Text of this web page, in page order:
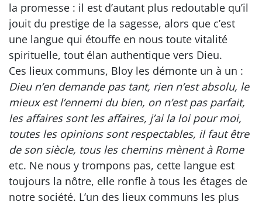
la promesse : il est d’autant plus redoutable qu’il
jouit du prestige de la sagesse, alors que c’est
une langue qui étouffe en nous toute vitalité
spirituelle, tout élan authentique vers Dieu.
Ces lieux communs, Bloy les démonte un à un :
Dieu n’en demande pas tant, rien n’est absolu, le
mieux est l’ennemi du bien, on n’est pas parfait,
les affaires sont les affaires, j’ai la loi pour moi,
toutes les opinions sont respectables, il faut être
de son siècle, tous les chemins mènent à Rome
etc. Ne nous y trompons pas, cette langue est
toujours la nôtre, elle ronfle à tous les étages de
notre société. L’un des lieux communs les plus